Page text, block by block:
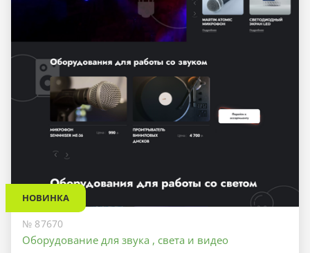
НОВИНКА
№ 87670
Оборудование для звука , света и видео